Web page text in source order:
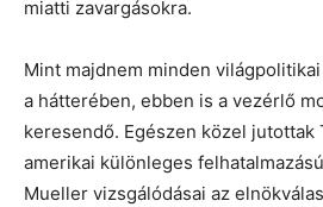
miatti zavargásokra.
Mint majdnem minden
a hátterében, ebben is a vezérlő
keresendő. Egészen közel jutottak
amerikai különleges
Mueller vizsgálódásai az